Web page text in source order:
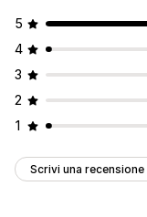
5
4
3
2
1
Scrivi una recensione